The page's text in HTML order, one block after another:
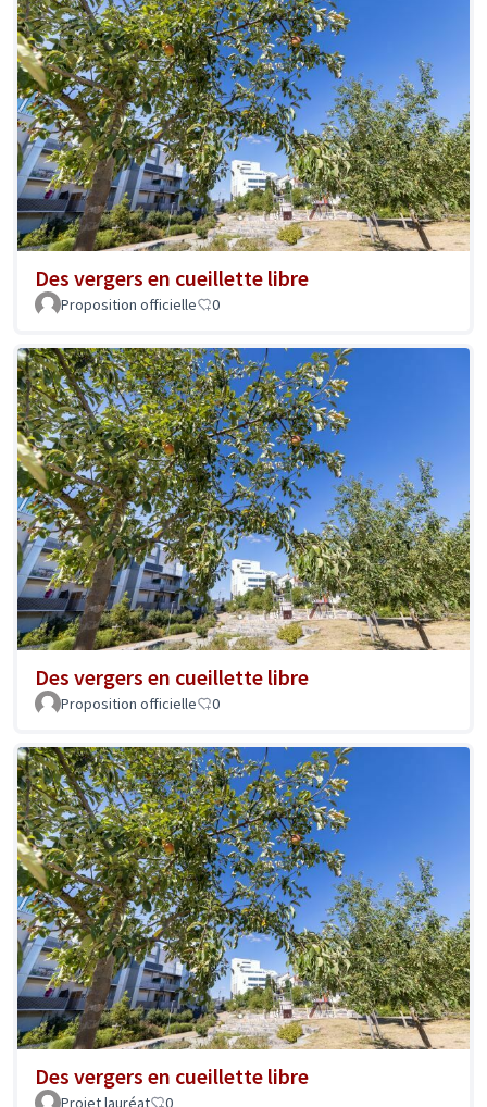
Des vergers en cueillette libre
Proposition officielle 0
Des vergers en cueillette libre
Proposition officielle 0
Des vergers en cueillette libre
Projet lauréat 0